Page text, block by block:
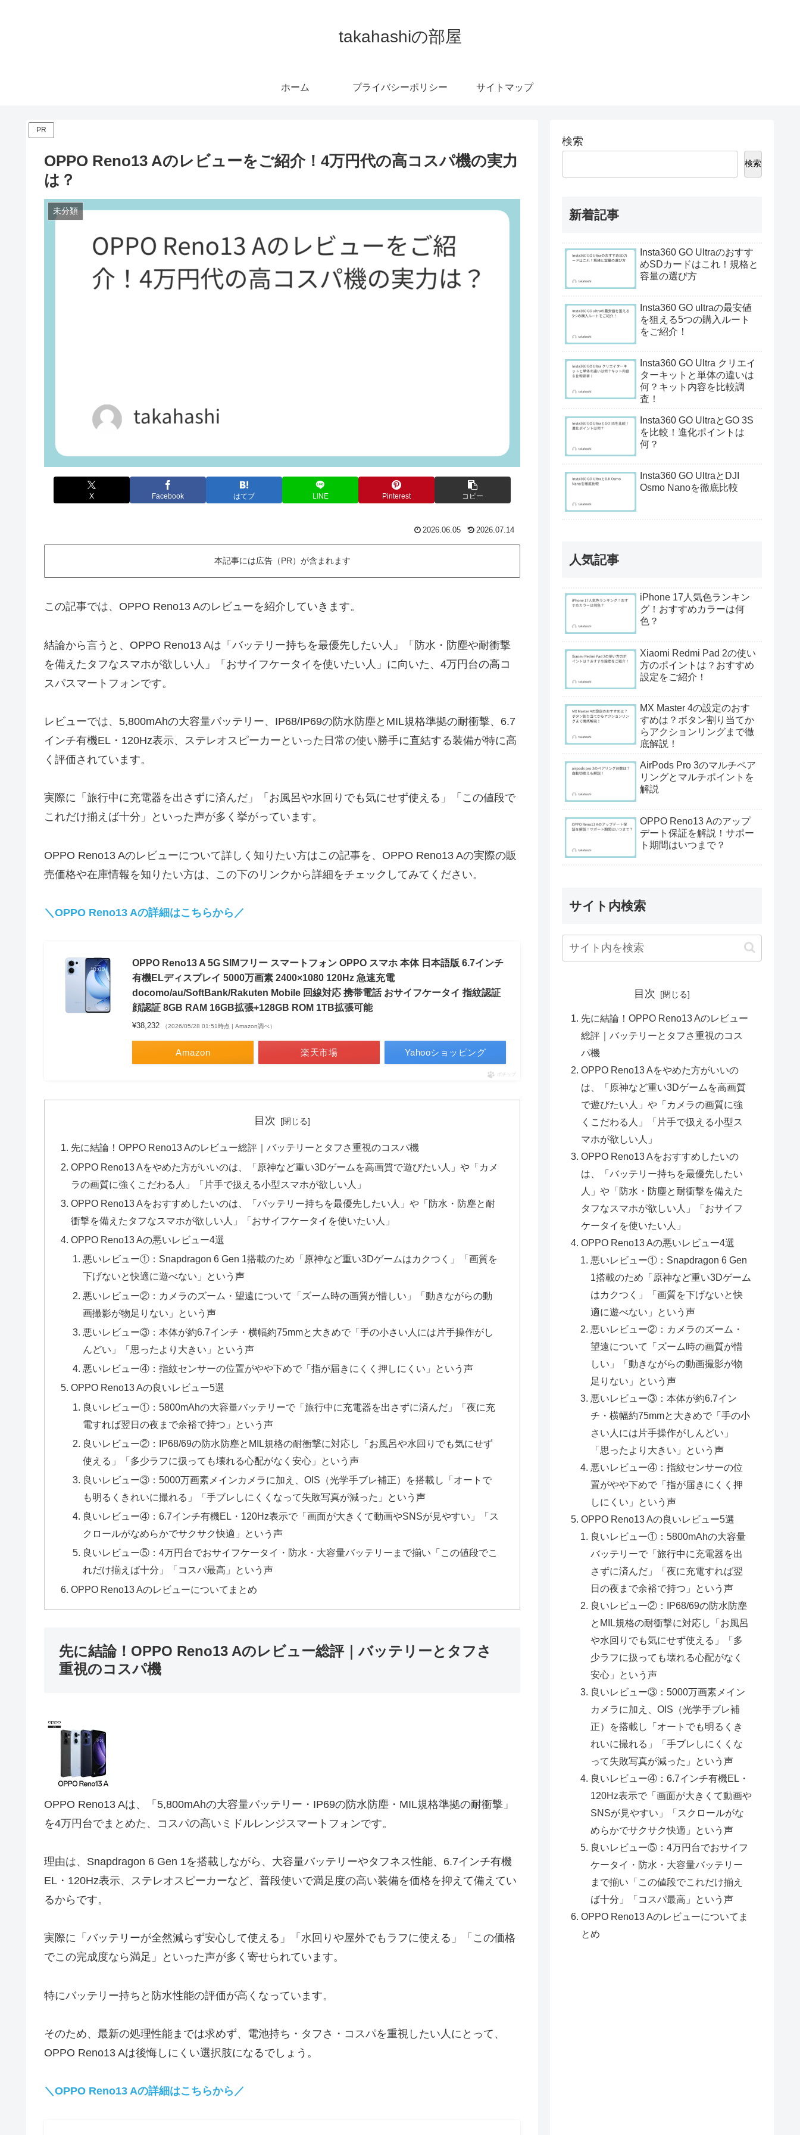
takahashiの部屋
ホーム プライバシーポリシー サイトマップ
PR
OPPO Reno13 Aのレビューをご紹介！4万円代の高コスパ機の実力
は？
未分類
X Facebook はてブ LINE Pinterest コピー
2026.06.05 2026.07.14
本記事には広告（PR）が含まれます
この記事では、OPPO Reno13 Aのレビューを紹介していきます。
結論から言うと、OPPO Reno13 Aは「バッテリー持ちを最優先したい人」「防水・防塵や耐衝撃
を備えたタフなスマホが欲しい人」「おサイフケータイを使いたい人」に向いた、4万円台の高コ
スパスマートフォンです。
レビューでは、5,800mAhの大容量バッテリー、IP68/IP69の防水防塵とMIL規格準拠の耐衝撃、6.7
インチ有機EL・120Hz表示、ステレオスピーカーといった日常の使い勝手に直結する装備が特に高
く評価されています。
実際に「旅行中に充電器を出さずに済んだ」「お風呂や水回りでも気にせず使える」「この値段で
これだけ揃えば十分」といった声が多く挙がっています。
OPPO Reno13 Aのレビューについて詳しく知りたい方はこの記事を、OPPO Reno13 Aの実際の販
売価格や在庫情報を知りたい方は、この下のリンクから詳細をチェックしてみてください。
＼OPPO Reno13 Aの詳細はこちらから／
OPPO Reno13 A 5G SIMフリー スマートフォン OPPO スマホ 本体 日本語版 6.7インチ
有機ELディスプレイ 5000万画素 2400×1080 120Hz 急速充電
docomo/au/SoftBank/Rakuten Mobile 回線対応 携帯電話 おサイフケータイ 指紋認証
顔認証 8GB RAM 16GB拡張+128GB ROM 1TB拡張可能
¥38,232 （2026/05/28 01:51時点 | Amazon調べ）
Amazon 楽天市場 Yahooショッピング
ポチップ
目次
先に結論！OPPO Reno13 Aのレビュー総評｜バッテリーとタフさ重視のコスパ機
OPPO Reno13 Aをやめた方がいいのは、「原神など重い3Dゲームを高画質で遊びたい人」や「カメ
ラの画質に強くこだわる人」「片手で扱える小型スマホが欲しい人」
OPPO Reno13 Aをおすすめしたいのは、「バッテリー持ちを最優先したい人」や「防水・防塵と耐
衝撃を備えたタフなスマホが欲しい人」「おサイフケータイを使いたい人」
OPPO Reno13 Aの悪いレビュー4選
悪いレビュー①：Snapdragon 6 Gen 1搭載のため「原神など重い3Dゲームはカクつく」「画質を
下げないと快適に遊べない」という声
悪いレビュー②：カメラのズーム・望遠について「ズーム時の画質が惜しい」「動きながらの動
画撮影が物足りない」という声
悪いレビュー③：本体が約6.7インチ・横幅約75mmと大きめで「手の小さい人には片手操作がし
んどい」「思ったより大きい」という声
悪いレビュー④：指紋センサーの位置がやや下めで「指が届きにくく押しにくい」という声
OPPO Reno13 Aの良いレビュー5選
良いレビュー①：5800mAhの大容量バッテリーで「旅行中に充電器を出さずに済んだ」「夜に充
電すれば翌日の夜まで余裕で持つ」という声
良いレビュー②：IP68/69の防水防塵とMIL規格の耐衝撃に対応し「お風呂や水回りでも気にせず
使える」「多少ラフに扱っても壊れる心配がなく安心」という声
良いレビュー③：5000万画素メインカメラに加え、OIS（光学手ブレ補正）を搭載し「オートで
も明るくきれいに撮れる」「手ブレしにくくなって失敗写真が減った」という声
良いレビュー④：6.7インチ有機EL・120Hz表示で「画面が大きくて動画やSNSが見やすい」「ス
クロールがなめらかでサクサク快適」という声
良いレビュー⑤：4万円台でおサイフケータイ・防水・大容量バッテリーまで揃い「この値段でこ
れだけ揃えば十分」「コスパ最高」という声
OPPO Reno13 Aのレビューについてまとめ
先に結論！OPPO Reno13 Aのレビュー総評｜バッテリーとタフさ
重視のコスパ機
OPPO Reno13 Aは、「5,800mAhの大容量バッテリー・IP69の防水防塵・MIL規格準拠の耐衝撃」
を4万円台でまとめた、コスパの高いミドルレンジスマートフォンです。
理由は、Snapdragon 6 Gen 1を搭載しながら、大容量バッテリーやタフネス性能、6.7インチ有機
EL・120Hz表示、ステレオスピーカーなど、普段使いで満足度の高い装備を価格を抑えて備えてい
るからです。
実際に「バッテリーが全然減らず安心して使える」「水回りや屋外でもラフに使える」「この価格
でこの完成度なら満足」といった声が多く寄せられています。
特にバッテリー持ちと防水性能の評価が高くなっています。
そのため、最新の処理性能までは求めず、電池持ち・タフさ・コスパを重視したい人にとって、
OPPO Reno13 Aは後悔しにくい選択肢になるでしょう。
＼OPPO Reno13 Aの詳細はこちらから／
検索
検索
新着記事
Insta360 GO Ultraのおすす
めSDカードはこれ！規格と
容量の選び方
Insta360 GO ultraの最安値
を狙える5つの購入ルート
をご紹介！
Insta360 GO Ultra クリエイ
ターキットと単体の違いは
何？キット内容を比較調
査！
Insta360 GO UltraとGO 3S
を比較！進化ポイントは
何？
Insta360 GO UltraとDJI
Osmo Nanoを徹底比較
人気記事
iPhone 17人気色ランキン
グ！おすすめカラーは何
色？
Xiaomi Redmi Pad 2の使い
方のポイントは？おすすめ
設定をご紹介！
MX Master 4の設定のおす
すめは？ボタン割り当てか
らアクションリングまで徹
底解説！
AirPods Pro 3のマルチペア
リングとマルチポイントを
解説
OPPO Reno13 Aのアップ
デート保証を解説！サポー
ト期間はいつまで？
サイト内検索
目次
先に結論！OPPO Reno13 Aのレビュー
総評｜バッテリーとタフさ重視のコス
パ機
OPPO Reno13 Aをやめた方がいいの
は、「原神など重い3Dゲームを高画質
で遊びたい人」や「カメラの画質に強
くこだわる人」「片手で扱える小型ス
マホが欲しい人」
OPPO Reno13 Aをおすすめしたいの
は、「バッテリー持ちを最優先したい
人」や「防水・防塵と耐衝撃を備えた
タフなスマホが欲しい人」「おサイフ
ケータイを使いたい人」
OPPO Reno13 Aの悪いレビュー4選
悪いレビュー①：Snapdragon 6 Gen
1搭載のため「原神など重い3Dゲーム
はカクつく」「画質を下げないと快
適に遊べない」という声
悪いレビュー②：カメラのズーム・
望遠について「ズーム時の画質が惜
しい」「動きながらの動画撮影が物
足りない」という声
悪いレビュー③：本体が約6.7イン
チ・横幅約75mmと大きめで「手の小
さい人には片手操作がしんどい」
「思ったより大きい」という声
悪いレビュー④：指紋センサーの位
置がやや下めで「指が届きにくく押
しにくい」という声
OPPO Reno13 Aの良いレビュー5選
良いレビュー①：5800mAhの大容量
バッテリーで「旅行中に充電器を出
さずに済んだ」「夜に充電すれば翌
日の夜まで余裕で持つ」という声
良いレビュー②：IP68/69の防水防塵
とMIL規格の耐衝撃に対応し「お風呂
や水回りでも気にせず使える」「多
少ラフに扱っても壊れる心配がなく
安心」という声
良いレビュー③：5000万画素メイン
カメラに加え、OIS（光学手ブレ補
正）を搭載し「オートでも明るくき
れいに撮れる」「手ブレしにくくな
って失敗写真が減った」という声
良いレビュー④：6.7インチ有機EL・
120Hz表示で「画面が大きくて動画や
SNSが見やすい」「スクロールがな
めらかでサクサク快適」という声
良いレビュー⑤：4万円台でおサイフ
ケータイ・防水・大容量バッテリー
まで揃い「この値段でこれだけ揃え
ば十分」「コスパ最高」という声
OPPO Reno13 Aのレビューについてま
とめ